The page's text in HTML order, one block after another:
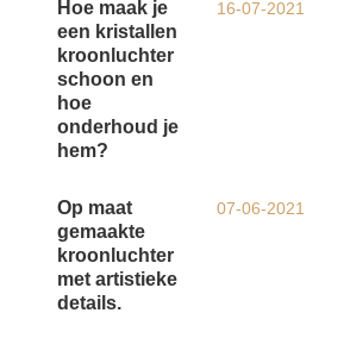
Hoe maak je
een kristallen
kroonluchter
schoon en
hoe
onderhoud je
hem?
16-07-2021
Op maat
gemaakte
kroonluchter
met artistieke
details.
07-06-2021